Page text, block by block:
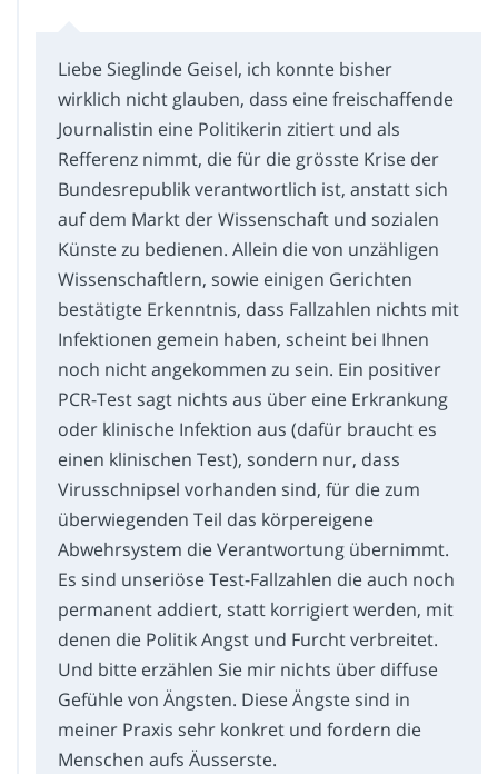
Liebe Sieglinde Geisel, ich konnte bisher
wirklich nicht glauben, dass eine freischaffende
Journalistin eine Politikerin zitiert und als
Refferenz nimmt, die für die grösste Krise der
Bundesrepublik verantwortlich ist, anstatt sich
auf dem Markt der Wissenschaft und sozialen
Künste zu bedienen. Allein die von unzähligen
Wissenschaftlern, sowie einigen Gerichten
bestätigte Erkenntnis, dass Fallzahlen nichts mit
Infektionen gemein haben, scheint bei Ihnen
noch nicht angekommen zu sein. Ein positiver
PCR-Test sagt nichts aus über eine Erkrankung
oder klinische Infektion aus (dafür braucht es
einen klinischen Test), sondern nur, dass
Virusschnipsel vorhanden sind, für die zum
überwiegenden Teil das körpereigene
Abwehrsystem die Verantwortung übernimmt.
Es sind unseriöse Test-Fallzahlen die auch noch
permanent addiert, statt korrigiert werden, mit
denen die Politik Angst und Furcht verbreitet.
Und bitte erzählen Sie mir nichts über diffuse
Gefühle von Ängsten. Diese Ängste sind in
meiner Praxis sehr konkret und fordern die
Menschen aufs Äusserste.